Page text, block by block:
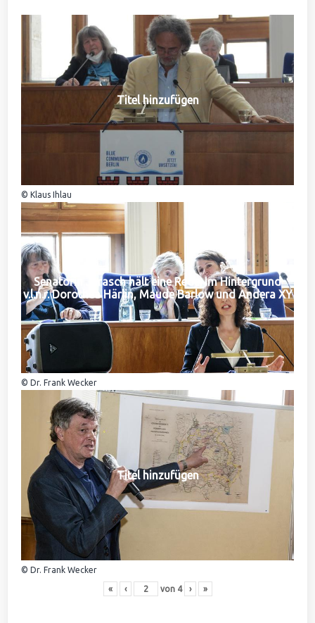
Titel hinzufügen
© Klaus Ihlau
Senatorin Jarasch hält eine Rede. Im Hintergrund
v.l.n.r. Dorothea Härlin, Maude Barlow und Andera XY
© Dr. Frank Wecker
Titel hinzufügen
© Dr. Frank Wecker
« ‹ von 4 › »